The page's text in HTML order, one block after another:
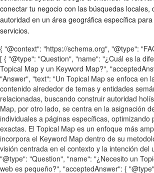
conectar tu negocio con las búsquedas locales,
autoridad en un área geográfica específica
servicios.
{ "@context": "https://schema.org", "@type":
[ { "@type": "Question", "name": "¿Cuál es la
Topical Map y un Keyword Map?",
"Answer", "text": "Un Topical Map se enfoca en
contenido alrededor de temas y entidades
relacionadas, buscando construir autoridad
Map, por otro lado, se centra en la asignación
individuales a páginas específicas, optimizando
exactas. El Topical Map es un enfoque más
incorpora el Keyword Map dentro de su
visión centrada en el contexto y la intención del
"@type": "Question", "name": "¿Necesito un
web es pequeño?", "acceptedAnswer": {